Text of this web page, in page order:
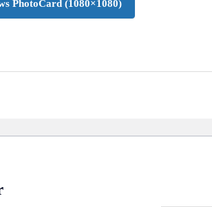
PhotoCard (1080×1080)